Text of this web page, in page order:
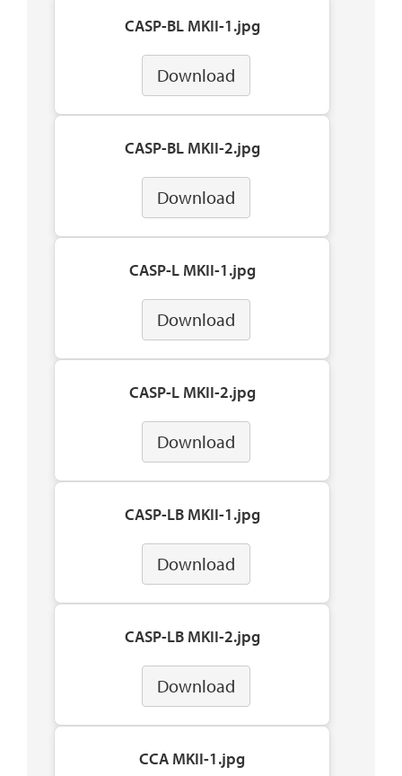
CASP-BL MKII-1.jpg
Download
CASP-BL MKII-2.jpg
Download
CASP-L MKII-1.jpg
Download
CASP-L MKII-2.jpg
Download
CASP-LB MKII-1.jpg
Download
CASP-LB MKII-2.jpg
Download
CCA MKII-1.jpg